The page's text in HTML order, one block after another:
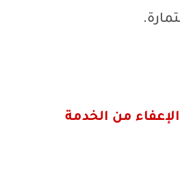
من الخدمة